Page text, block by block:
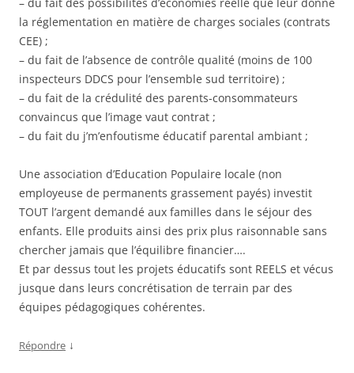
la réglementation en matière de charges sociales (contrats
CEE) ;
– du fait de l’absence de contrôle qualité (moins de 100
inspecteurs DDCS pour l’ensemble sud territoire) ;
– du fait de la crédulité des parents-consommateurs
convaincus que l’image vaut contrat ;
– du fait du j’m’enfoutisme éducatif parental ambiant ;
Une association d’Education Populaire locale (non
employeuse de permanents grassement payés) investit
TOUT l’argent demandé aux familles dans le séjour des
enfants. Elle produits ainsi des prix plus raisonnable sans
chercher jamais que l’équilibre financier….
Et par dessus tout les projets éducatifs sont REELS et vécus
jusque dans leurs concrétisation de terrain par des
équipes pédagogiques cohérentes.
Répondre ↓